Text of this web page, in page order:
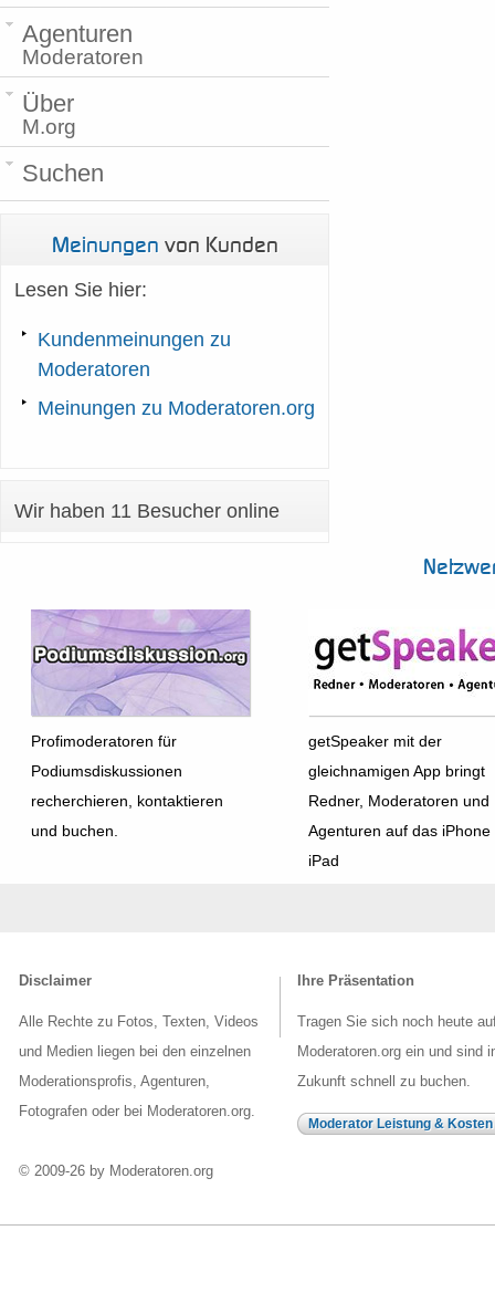
Agenturen
Moderatoren
Über
M.org
Suchen
Meinungen von Kunden
Lesen Sie hier:
Kundenmeinungen zu
Moderatoren
Meinungen zu Moderatoren.org
Wir haben 11 Besucher online
Profimoderatoren für
Podiumsdiskussionen
recherchieren, kontaktieren
und buchen.
getSpeaker mit der
gleichnamigen App bringt
Redner, Moderatoren und
Agenturen auf das iPhone
iPad
Disclaimer
Alle Rechte zu Fotos, Texten, Videos
und Medien liegen bei den einzelnen
Moderationsprofis, Agenturen,
Fotografen oder bei Moderatoren.org.
© 2009-26 by Moderatoren.org
Ihre Präsentation
Tragen Sie sich noch heute
Moderatoren.org ein und sind
Zukunft schnell zu buchen.
Moderator Leistung & Kosten